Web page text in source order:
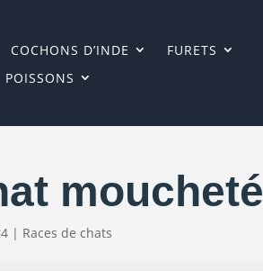
COCHONS D’INDE
FURETS
POISSONS
moucheté
| Races de chats